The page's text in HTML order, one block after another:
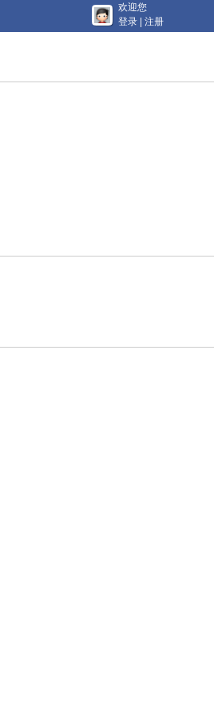
欢迎您
登录
注册